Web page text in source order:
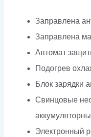
Заправлена
Заправлена
Автомат
Подогрев
Блок зарядки
Свинцовые
Электронный